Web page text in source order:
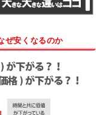
ぜ安くなるのか